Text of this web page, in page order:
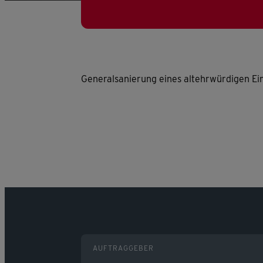
Generalsanierung eines altehrwürdigen
AUFTRAGGEBER